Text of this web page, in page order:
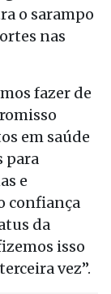
o sarampo
nas
fazer de
em saúde
para
e
confiança
da
isso
vez”.